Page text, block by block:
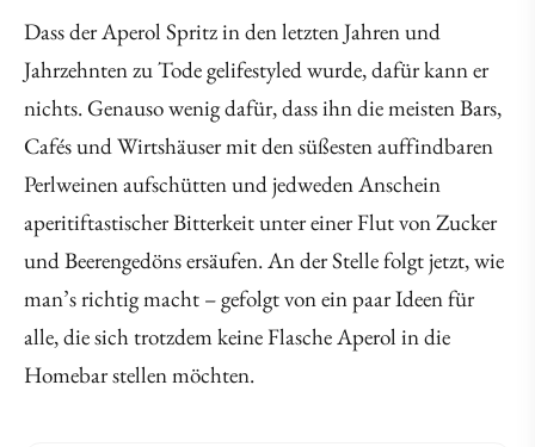
Dass der Aperol Spritz in den letzten Jahren und
Jahrzehnten zu Tode gelifestyled wurde, dafür kann er
nichts. Genauso wenig dafür, dass ihn die meisten Bars,
Cafés und Wirtshäuser mit den süßesten auffindbaren
Perlweinen aufschütten und jedweden Anschein
aperitiftastischer Bitterkeit unter einer Flut von Zucker
und Beerengedöns ersäufen. An der Stelle folgt jetzt, wie
man’s richtig macht – gefolgt von ein paar Ideen für
alle, die sich trotzdem keine Flasche Aperol in die
Homebar stellen möchten.